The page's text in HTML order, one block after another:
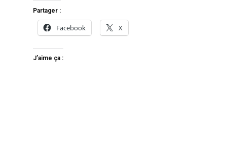
Partager :
Facebook X
J’aime ça :